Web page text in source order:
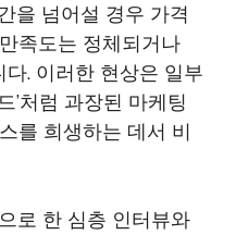
을 넘어설 경우 가격
족도는 정체되거나
. 이러한 현상은 일부
’처럼 과장된 마케팅
를 희생하는 데서 비
로 한 심층 인터뷰와